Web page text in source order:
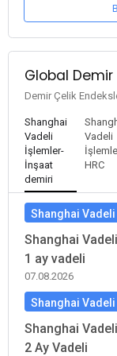
Global Demir
Demir Çelik
Shanghai
Vadeli
İşlemler-
İnşaat
demiri
Vadeli
HRC
Shanghai
Shanghai
1 ay vadeli
07.08.2026
Shanghai
Shanghai
2 Ay Vadeli